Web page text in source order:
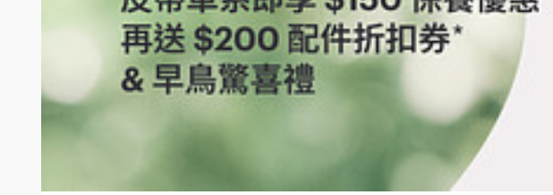
本注意事項所提及金額之幣值均為新台幣。
Gogoro 保留隨時增刪、調整、暫停或取消本活動內容及細節之權利，無須另行通知。